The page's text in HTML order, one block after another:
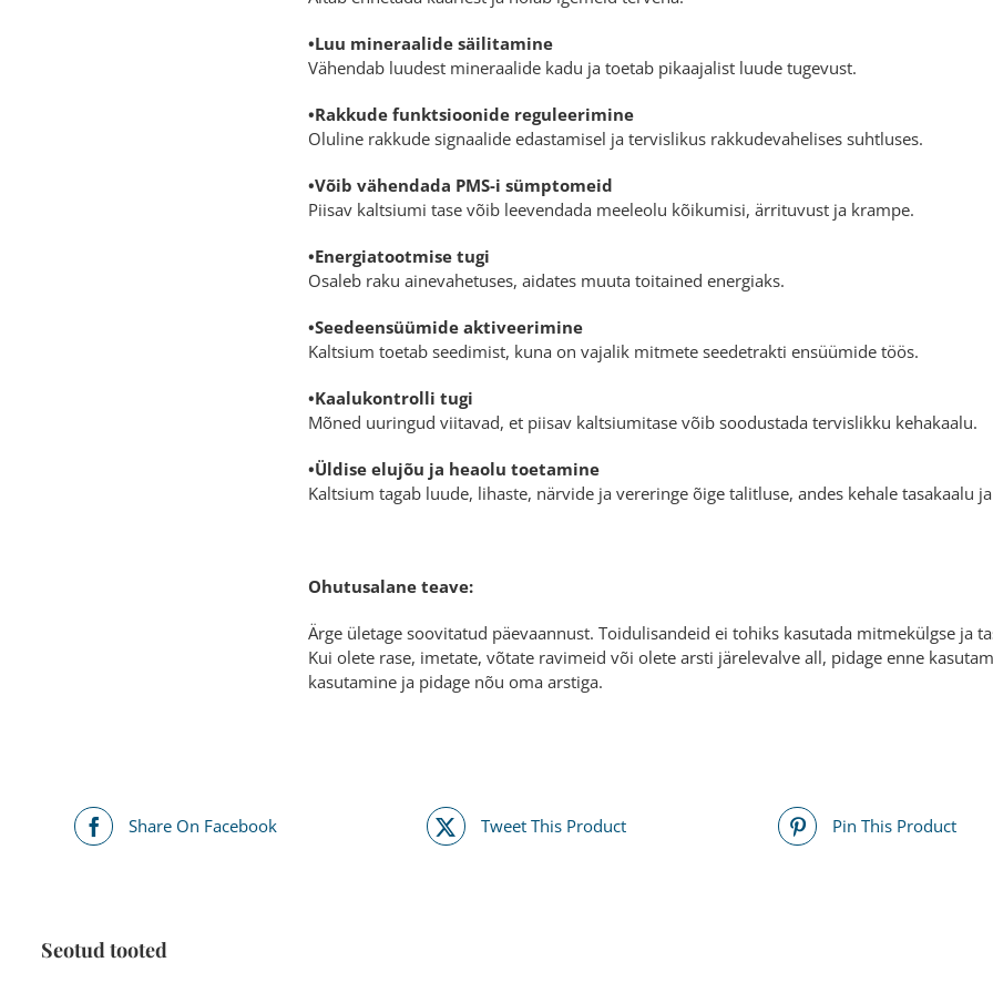
•Luu mineraalide säilitamine
Vähendab luudest mineraalide kadu ja toetab pikaajalist luude tugevust.
•Rakkude funktsioonide reguleerimine
Oluline rakkude signaalide edastamisel ja tervislikus rakkudevahelises suhtluses.
•Võib vähendada PMS-i sümptomeid
Piisav kaltsiumi tase võib leevendada meeleolu kõikumisi, ärrituvust ja krampe.
•Energiatootmise tugi
Osaleb raku ainevahetuses, aidates muuta toitained energiaks.
•Seedeensüümide aktiveerimine
Kaltsium toetab seedimist, kuna on vajalik mitmete seedetrakti ensüümide töös.
•Kaalukontrolli tugi
Mõned uuringud viitavad, et piisav kaltsiumitase võib soodustada tervislikku kehakaalu.
•Üldise elujõu ja heaolu toetamine
Kaltsium tagab luude, lihaste, närvide ja vereringe õige talitluse, andes kehale tasakaalu
Ohutusalane teave:
Ärge ületage soovitatud päevaannust. Toidulisandeid ei tohiks kasutada mitmekülgse ja
Kui olete rase, imetate, võtate ravimeid või olete arsti järelevalve all, pidage enne
kasutamine ja pidage nõu oma arstiga.
Share On Facebook Tweet This Product Pin This Product
Seotud tooted